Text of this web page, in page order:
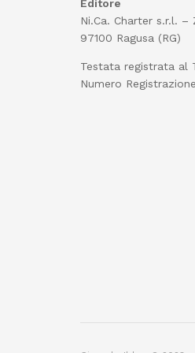
Editore
Ni.Ca. Charter s.r.l.
97100 Ragusa (RG)
Testata registrata al
Numero